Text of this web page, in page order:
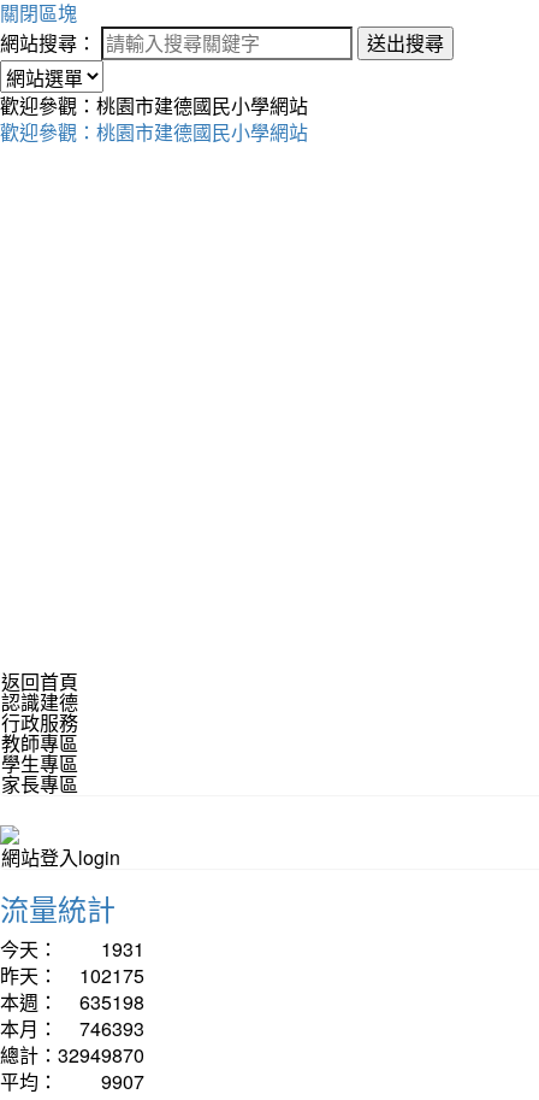
關閉區塊
網站搜尋：
送出搜尋
歡迎參觀：桃園市建德國民小學網站
歡迎參觀：桃園市建德國民小學網站
返回首頁
認識建德
行政服務
教師專區
學生專區
家長專區
網站登入login
流量統計
今天：
1931
昨天：
102175
本週：
635198
本月：
746393
總計： 32949870
平均：
9907